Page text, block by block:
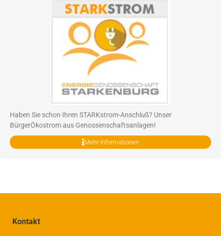
Haben Sie schon Ihren STARKstrom-Anschluß? Unser
BürgerÖkostrom aus Genossenschaftsanlagen!
Mehr Informationen
Kontakt